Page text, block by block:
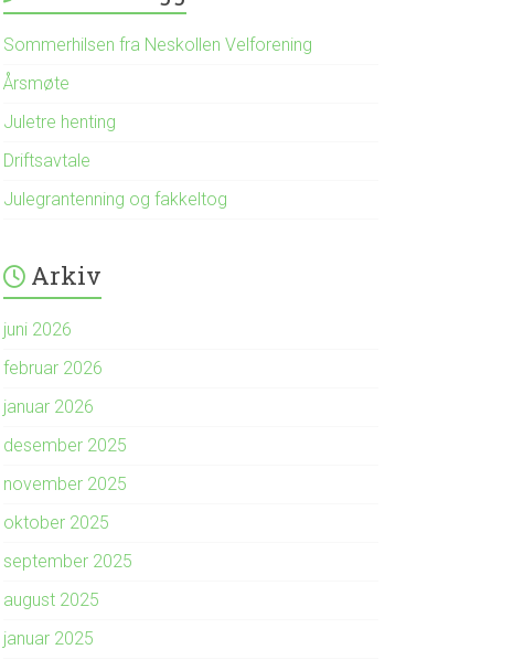
Sommerhilsen fra Neskollen Velforening
Årsmøte
Juletre henting
Driftsavtale
Julegrantenning og fakkeltog
Arkiv
juni 2026
februar 2026
januar 2026
desember 2025
november 2025
oktober 2025
september 2025
august 2025
januar 2025